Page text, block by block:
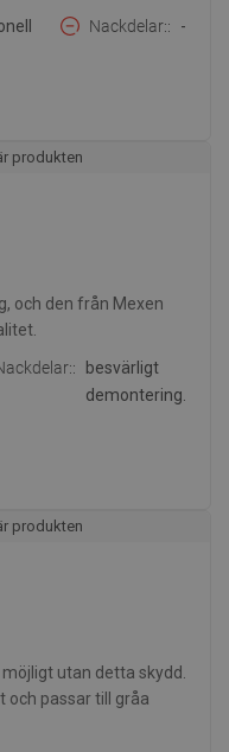
Nackdelar: -
produkten
och den från Mexen
besvärligt
demontering.
produkten
utan detta skydd.
och passar till gråa